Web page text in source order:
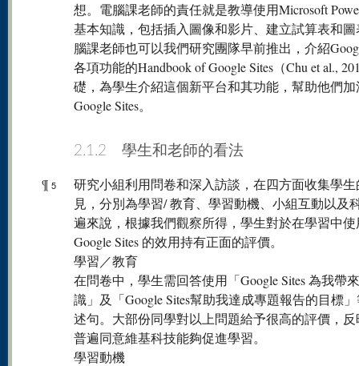
想。電腦課老師的責任就是教導使用Microsoft
基本知識，包括插入圖像和影片、建立試算表和
腦課老師也可以我們研究團隊早前推出，介紹
各項功能的Handbook of Google Sites（Chu et al.,
礎，為學生介紹這個新平台和其功能，幫助他們
Google Sites。
2.1.2 學生和老師的看法
¶ 5
研究小組利用問卷和深入訪談，在四方面收集學生
見，分別為學習/ 教育、學習動機、小組互動以及
遍來說，根據我們觀察所得，學生對於在學習中使
Google Sites 的效用持有正面的評價。
學習／教育
在問卷中，學生需回答使用「Google Sites 為我帶
識」及「Google Sites幫助我達成專題報告的目標
述句。大部份同學對以上問題給予很高的評價，
普遍同意維基科技能夠促進學習。
學習動機